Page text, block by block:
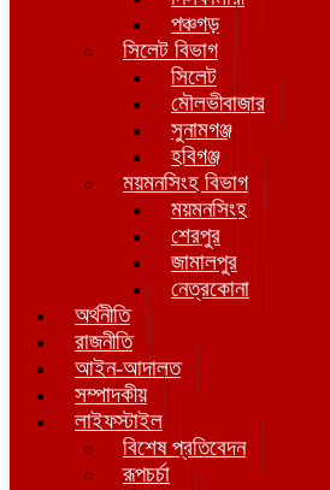
পঞ্চগড়
সিলেট বিভাগ
সিলেট
মৌলভীবাজার
সুনামগঞ্জ
হবিগঞ্জ
ময়মনসিংহ বিভাগ
ময়মনসিংহ
শেরপুর
জামালপুর
নেত্রকোনা
অর্থনীতি
রাজনীতি
আইন-আদালত
সম্পাদকীয়
লাইফস্টাইল
বিশেষ প্রতিবেদন
রূপচর্চা